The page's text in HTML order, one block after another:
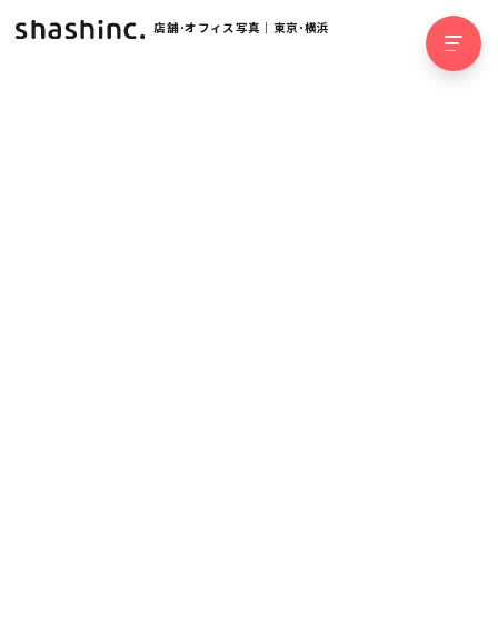
店舗･オフィス写真｜東京･横浜